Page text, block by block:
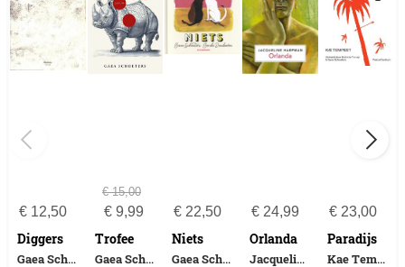
€12,50
Diggers
Gaea Schoeters
€15,00
€9,99
Trofee
Gaea Schoeters
€ 22,50
Niets
Gaea Schoeters
€ 24,99
Orlanda
Jacqueline Harpman-Gaea Schoeters
€23,00
Paradijs
Kae Tempest